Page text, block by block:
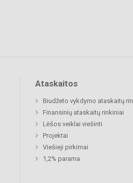
Ataskaitos
Biudžeto vykdymo ataskaitų
Finansinių ataskaitų rinkiniai
Lėšos veiklai viešinti
Projektai
Viešieji pirkimai
1,2% parama